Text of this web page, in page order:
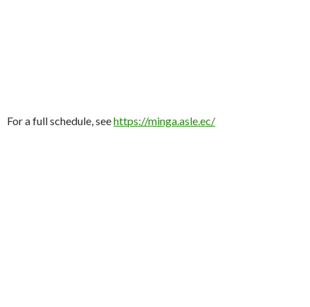
For a full schedule, seehttps://minga.asle.ec/